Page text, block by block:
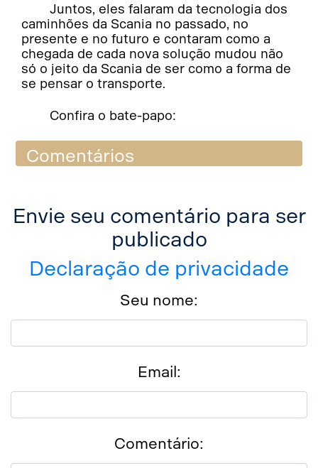
Juntos, eles falaram da tecnologia dos
caminhões da Scania no passado, no
presente e no futuro e contaram como a
chegada de cada nova solução mudou não
só o jeito da Scania de ser como a forma de
se pensar o transporte.
Confira o bate-papo:
Comentários
Envie seu comentário para ser
publicado
Declaração de privacidade
Seu nome:
Email:
Comentário: